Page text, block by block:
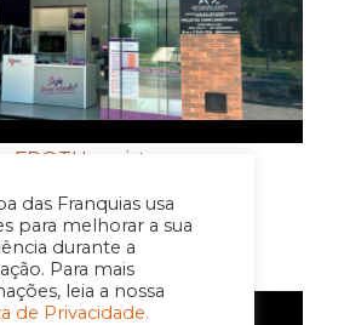
das Franquias usa
para melhorar a sua
durante a
Para mais
leia a nossa
de Privacidade.
FROTH registram
dígitos no primeiro